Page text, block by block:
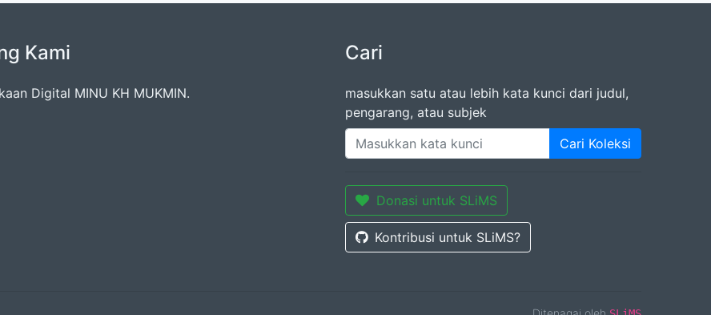
Kami
Digital MINU KH MUKMIN.
Cari
masukkan satu atau lebih kata kunci dari judul,
pengarang, atau subjek
Cari Koleksi
Donasi untuk SLiMS
Kontribusi untuk SLiMS?